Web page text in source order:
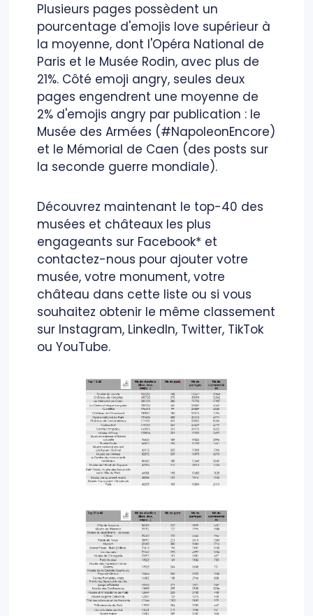
Plusieurs pages possèdent un
pourcentage d'emojis love supérieur à
la moyenne, dont l'Opéra National de
Paris et le Musée Rodin, avec plus de
21%. Côté emoji angry, seules deux
pages engendrent une moyenne de
2% d'emojis angry par publication : le
Musée des Armées (#NapoleonEncore)
et le Mémorial de Caen (des posts sur
la seconde guerre mondiale).
Découvrez maintenant le top-40 des
musées et châteaux les plus
engageants sur Facebook* et
contactez-nous pour ajouter votre
musée, votre monument, votre
château dans cette liste ou si vous
souhaitez obtenir le même classement
sur Instagram, LinkedIn, Twitter, TikTok
ou YouTube.